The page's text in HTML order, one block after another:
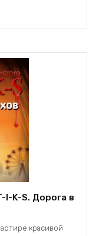
K-S. Дорога в
красивой